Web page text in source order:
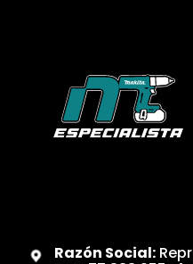
Razón Social: